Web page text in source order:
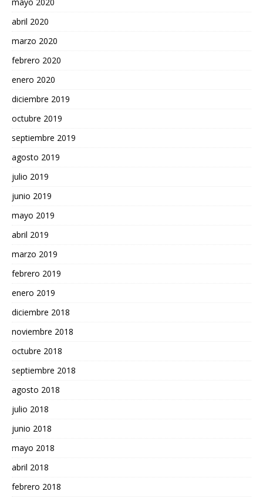
abril 2020
marzo 2020
febrero 2020
enero 2020
diciembre 2019
octubre 2019
septiembre 2019
agosto 2019
julio 2019
junio 2019
mayo 2019
abril 2019
marzo 2019
febrero 2019
enero 2019
diciembre 2018
noviembre 2018
octubre 2018
septiembre 2018
agosto 2018
julio 2018
junio 2018
mayo 2018
abril 2018
febrero 2018